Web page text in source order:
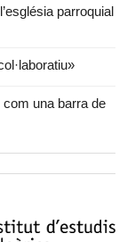
parroquial
una barra de